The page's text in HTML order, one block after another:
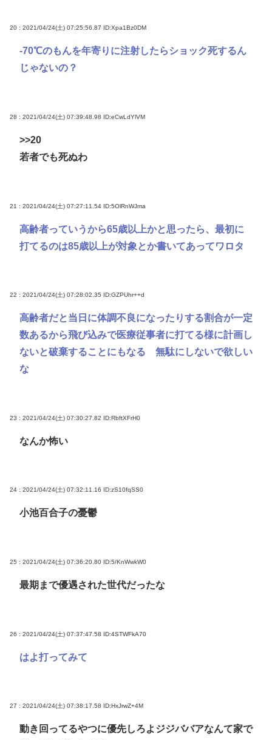
20 : 2021/04/24(土) 07:25:56.87 ID:Xpa1Bz0DM
-70℃のもんを年寄りに注射したらショック死するん
じゃないの？
28 : 2021/04/24(土) 07:39:48.98 ID:eCwLdYlVM
>>20
若者でも死ぬわ
21 : 2021/04/24(土) 07:27:11.54 ID:5OlRnWJma
高齢者っていうから65歳以上かと思ったら、最初に
打てるのは85歳以上が対象とか書いてあってワロタ
22 : 2021/04/24(土) 07:28:02.35 ID:GZPUhr++d
高齢者だと当日に体調不良になったりする割合が一定
数あるから飛び込みで医療従事者に打てる様に計画し
ないと破棄することにもなる 無駄にしないで欲しい
な
23 : 2021/04/24(土) 07:30:27.82 ID:RbftXFrH0
なんか怖い
24 : 2021/04/24(土) 07:32:11.16 ID:zS10fqSS0
小池百合子の憂鬱
25 : 2021/04/24(土) 07:36:20.80 ID:5/KnWwkW0
最期まで優遇された世代だったな
26 : 2021/04/24(土) 07:37:47.58 ID:4STWFkA70
はよ打ってみて
27 : 2021/04/24(土) 07:38:17.58 ID:HxJrwZ+4M
動き回ってるやつに優先しろよジジババアなんて家で